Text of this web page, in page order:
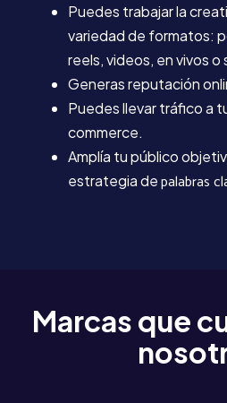
Puedes trabajar la
variedad de formatos:
reels, videos, en vivos o
Generas reputación
Puedes llevar tráfico a
commerce.
Amplía tu público
estrategia depalabras
Marcas que